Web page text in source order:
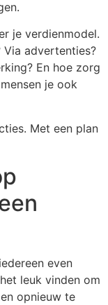
je verdienmodel.
advertenties?
En hoe zorg
je ook
Met een plan
even
leuk vinden om
opnieuw te